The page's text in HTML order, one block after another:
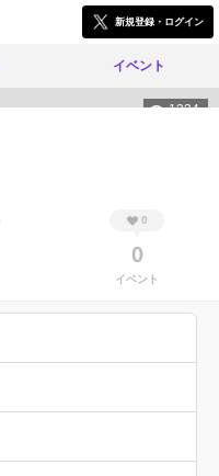
新規登録・ログイン
イベント
1334
0
0
イベント